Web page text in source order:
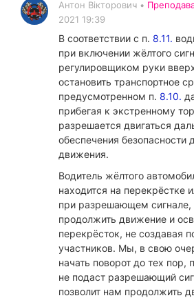
Антон Вікторович •
2021 19:39
В соответствии с п. 8.11.
при включении жёлтого
регулировщиком руки
остановить транспортное
предусмотренном п. 8.10.
прибегая к экстренному
разрешается двигаться
обеспечения безопасности
движения.
Водитель жёлтого
находится на перекрёстке
при разрешающем
продолжить движение и
перекрёсток, не создавая
участников. Мы, в свою
начать поворот до тех пор,
не подаст разрешающий
позволит нам продолжить